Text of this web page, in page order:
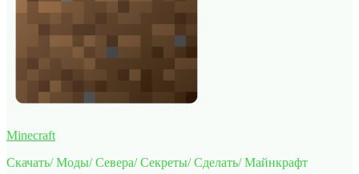
Minecraft
Скачать/ Моды/ Севера/ Секреты/ Сделать/ Майнкрафт